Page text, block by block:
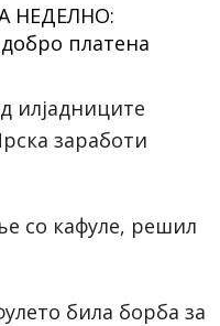
илјадниците
заработи
со кафуле, решил
била борба за